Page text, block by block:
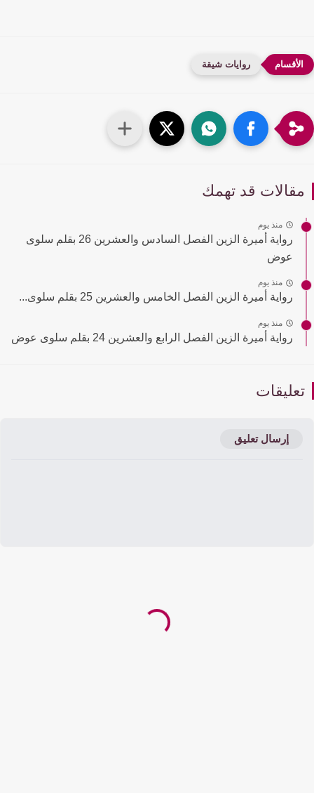
روايات شيقة
قد تهمك
منذ يوم
رواية أميرة الزين الفصل السادس والعشرين 26 بقلم سلوى
عوض
منذ يوم
رواية أميرة الزين الفصل الخامس والعشرين 25 بقلم سلوى...
منذ يوم
رواية أميرة الزين الفصل الرابع والعشرين 24 بقلم سلوى عوض
إرسال تعليق